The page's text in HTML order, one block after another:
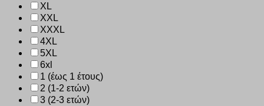
XL
XXL
XXXL
4XL
5XL
6xl
1 (έως 1 έτους)
2 (1-2 ετών)
3 (2-3 ετών)